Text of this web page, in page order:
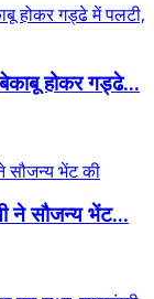
होकर गड्ढे...
ने सौजन्य भेंट...